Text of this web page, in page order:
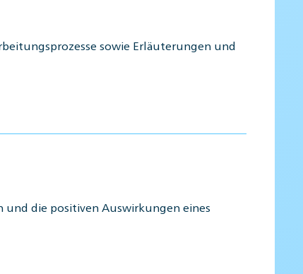
sowie Erläuterungen und
die positiven Auswirkungen eines